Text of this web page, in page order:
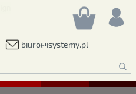
biuro@isystemy.pl